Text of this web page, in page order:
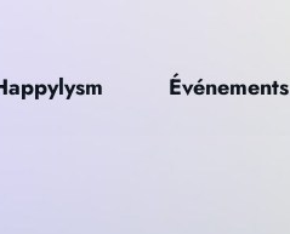
Événements